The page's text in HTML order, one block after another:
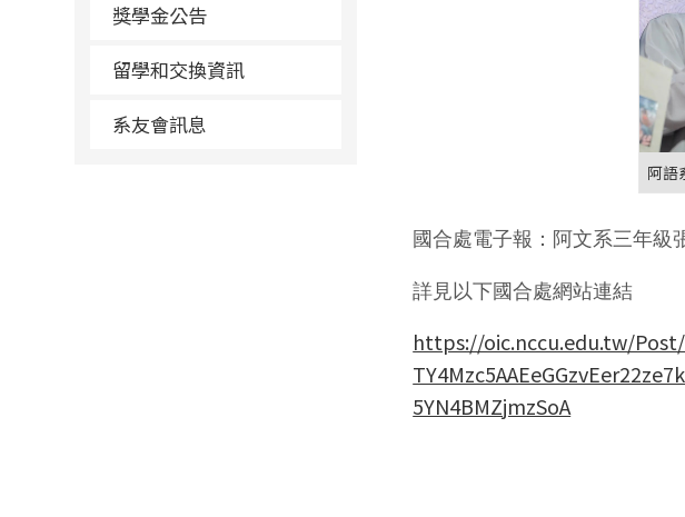
獎學金公告
留學和交換資訊
系友會訊息
阿語
國合處電子報：阿文系三年級
詳見以下國合處網站連結
https://oic.nccu.edu.tw/Post/
5YN4BMZjmzSoA